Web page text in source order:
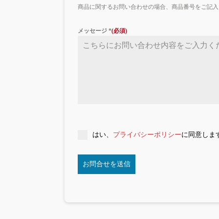
商品に関するお問い合わせの場合、商品番号をご記入
メッセージ*
はい、 プライバシーポリシーに同意しま
お問合せを送信